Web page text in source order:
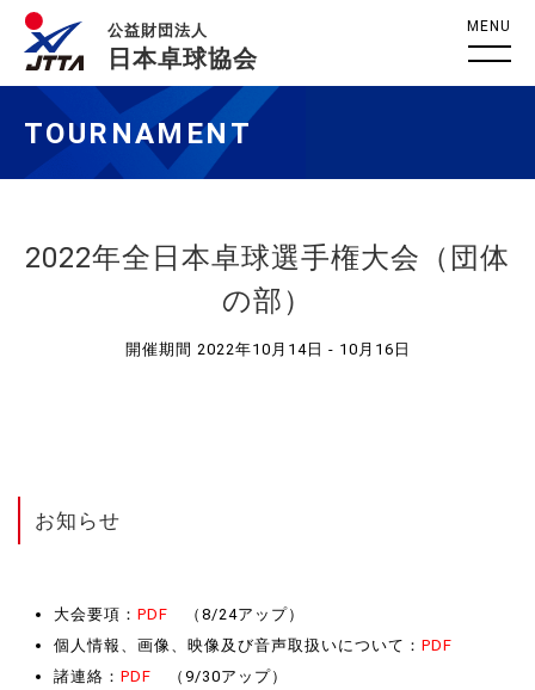
公益財団法人
日本卓球協会
MENU
TOURNAMENT
2022年全日本卓球選手権大会（団体
の部）
開催期間 2022年10月14日 - 10月16日
お知らせ
大会要項： PDF （8/24アップ）
個人情報、画像、映像及び音声取扱いについて： PDF
諸連絡： PDF （9/30アップ）